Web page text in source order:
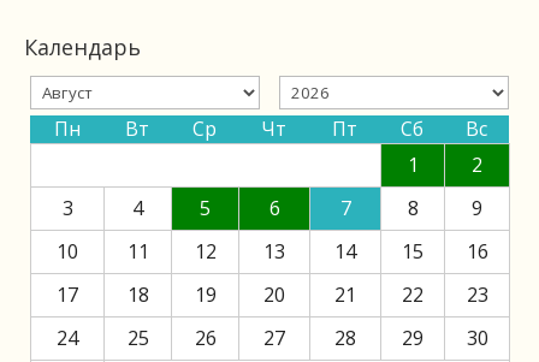
Календарь
Пн Вт Ср Чт Пт Сб
Вс
1
2
3
4 5 6 7 8
9
10
11 12 13 14 15
16
17
18 19 20 21 22
23
24
25 26 27 28 29
30